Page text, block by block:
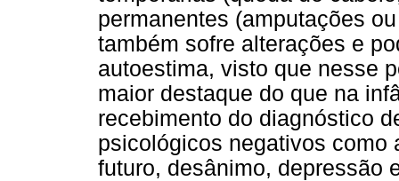
permanentes (amputações
também sofre alterações e
autoestima, visto que nesse
maior destaque do que na
recebimento do diagnóstico
psicológicos negativos como
futuro, desânimo, depressão